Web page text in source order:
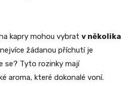
kapry mohou vybrat v několika
žádanou příchutí je
se? Tyto rozinky mají
aroma, které dokonalé voní.